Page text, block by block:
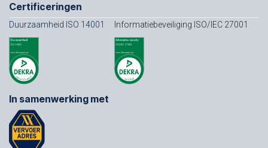
Certificeringen
Duurzaamheid ISO 14001 Informatiebeveiliging ISO/IEC 27001
In samenwerking met